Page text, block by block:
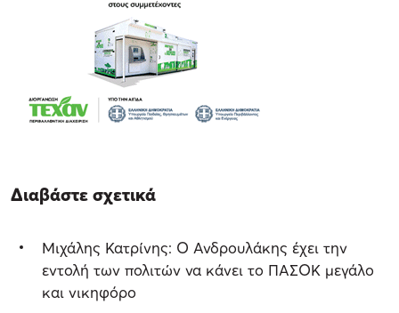
Διαβάστε σχετικά
Μιχάλης Κατρίνης: Ο Ανδρουλάκης έχει την
εντολή των πολιτών να κάνει το ΠΑΣΟΚ μεγάλο
και νικηφόρο